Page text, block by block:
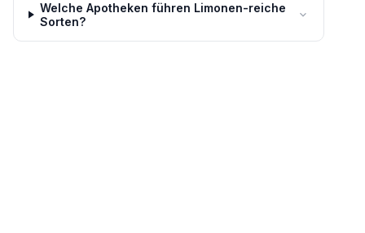
Welche Apotheken führen Limonen-reiche
Sorten?